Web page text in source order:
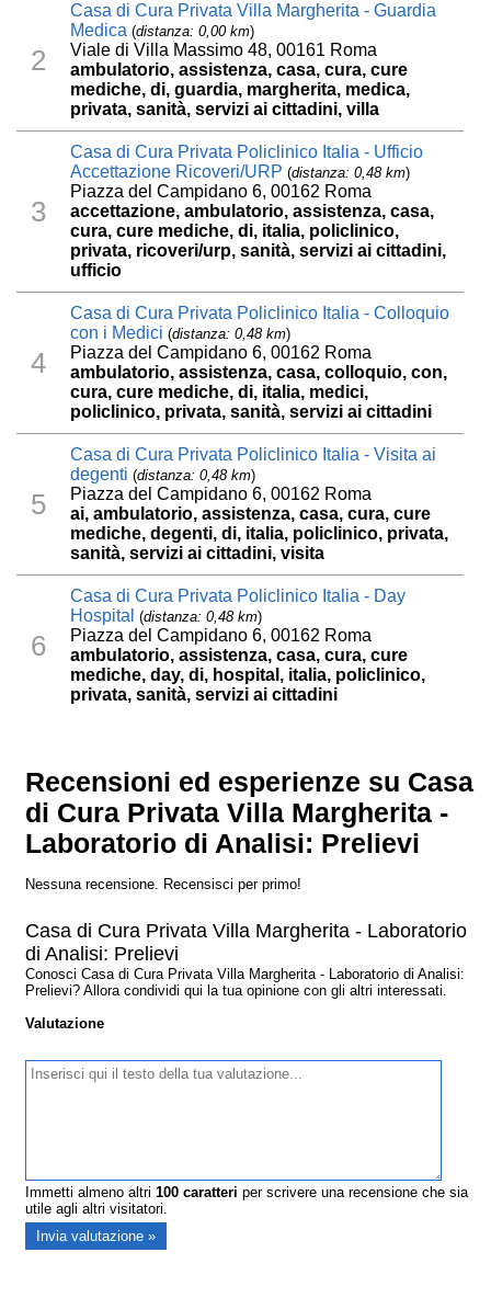
2
Casa di Cura Privata Villa Margherita - Guardia
Medica (distanza: 0,00 km)
Viale di Villa Massimo 48, 00161 Roma
ambulatorio, assistenza, casa, cura, cure
mediche, di, guardia, margherita, medica,
privata, sanità, servizi ai cittadini, villa
3
Casa di Cura Privata Policlinico Italia - Ufficio
Accettazione Ricoveri/URP (distanza: 0,48 km)
Piazza del Campidano 6, 00162 Roma
accettazione, ambulatorio, assistenza, casa,
cura, cure mediche, di, italia, policlinico,
privata, ricoveri/urp, sanità, servizi ai cittadini,
ufficio
4
Casa di Cura Privata Policlinico Italia - Colloquio
con i Medici (distanza: 0,48 km)
Piazza del Campidano 6, 00162 Roma
ambulatorio, assistenza, casa, colloquio, con,
cura, cure mediche, di, italia, medici,
policlinico, privata, sanità, servizi ai cittadini
5
Casa di Cura Privata Policlinico Italia - Visita ai
degenti (distanza: 0,48 km)
Piazza del Campidano 6, 00162 Roma
ai, ambulatorio, assistenza, casa, cura, cure
mediche, degenti, di, italia, policlinico, privata,
sanità, servizi ai cittadini, visita
6
Casa di Cura Privata Policlinico Italia - Day
Hospital (distanza: 0,48 km)
Piazza del Campidano 6, 00162 Roma
ambulatorio, assistenza, casa, cura, cure
mediche, day, di, hospital, italia, policlinico,
privata, sanità, servizi ai cittadini
Recensioni ed esperienze su Casa
di Cura Privata Villa Margherita -
Laboratorio di Analisi: Prelievi
Nessuna recensione. Recensisci per primo!
Casa di Cura Privata Villa Margherita - Laboratorio
di Analisi: Prelievi
Conosci Casa di Cura Privata Villa Margherita - Laboratorio di Analisi:
Prelievi? Allora condividi qui la tua opinione con gli altri interessati.
Valutazione
Immetti almeno altri100 caratteri per scrivere una recensione che sia
utile agli altri visitatori.